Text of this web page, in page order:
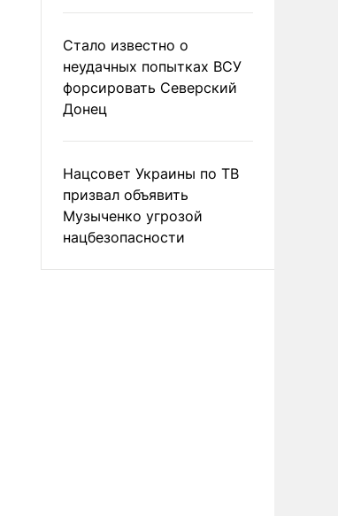
Стало известно о
неудачных попытках ВСУ
форсировать Северский
Донец
Нацсовет Украины по ТВ
призвал объявить
Музыченко угрозой
нацбезопасности